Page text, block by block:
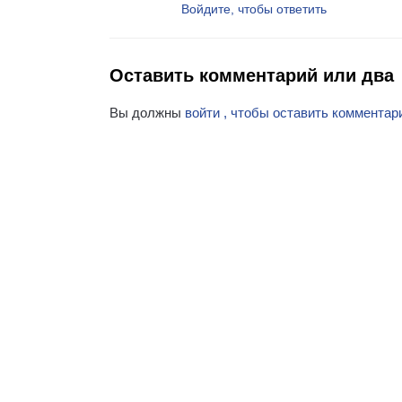
Войдите, чтобы ответить
Оставить комментарий или два
Вы должны войти , чтобы оставить